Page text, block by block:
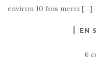
environ 10 fois merci […]
EN
6